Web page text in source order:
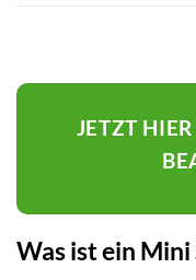
JETZT
Was ist ein